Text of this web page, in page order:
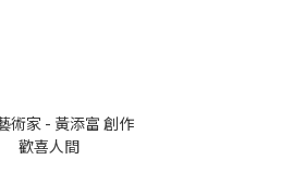
術家 - 黃添富 創作
歡喜人間